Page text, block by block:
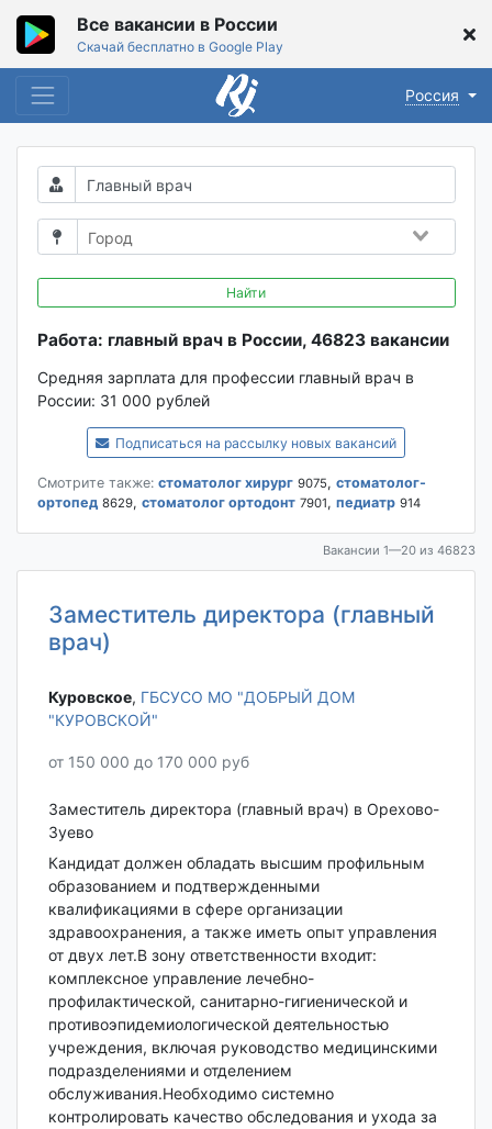
Все вакансии в России
Скачай бесплатно в Google Play
Россия
Найти
Работа: главный врач в России, 46823 вакансии
Средняя зарплата для профессии главный врач в
России: 31 000 рублей
Подписаться на рассылку новых вакансий
Смотрите также: стоматолог хирург 9075, стоматолог-
ортопед 8629, стоматолог ортодонт 7901, педиатр 914
Вакансии 1—20 из 46823
Заместитель директора (главный
врач)
Куровское‎, ГБСУСО МО "ДОБРЫЙ ДОМ
"КУРОВСКОЙ"
от 150 000 до 170 000 руб
Заместитель директора (главный врач) в Орехово-
Зуево
Кандидат должен обладать высшим профильным
образованием и подтвержденными
квалификациями в сфере организации
здравоохранения, а также иметь опыт управления
от двух лет.В зону ответственности входит:
комплексное управление лечебно-
профилактической, санитарно-гигиенической и
противоэпидемиологической деятельностью
учреждения, включая руководство медицинскими
подразделениями и отделением
обслуживания.Необходимо системно
контролировать качество обследования и ухода за